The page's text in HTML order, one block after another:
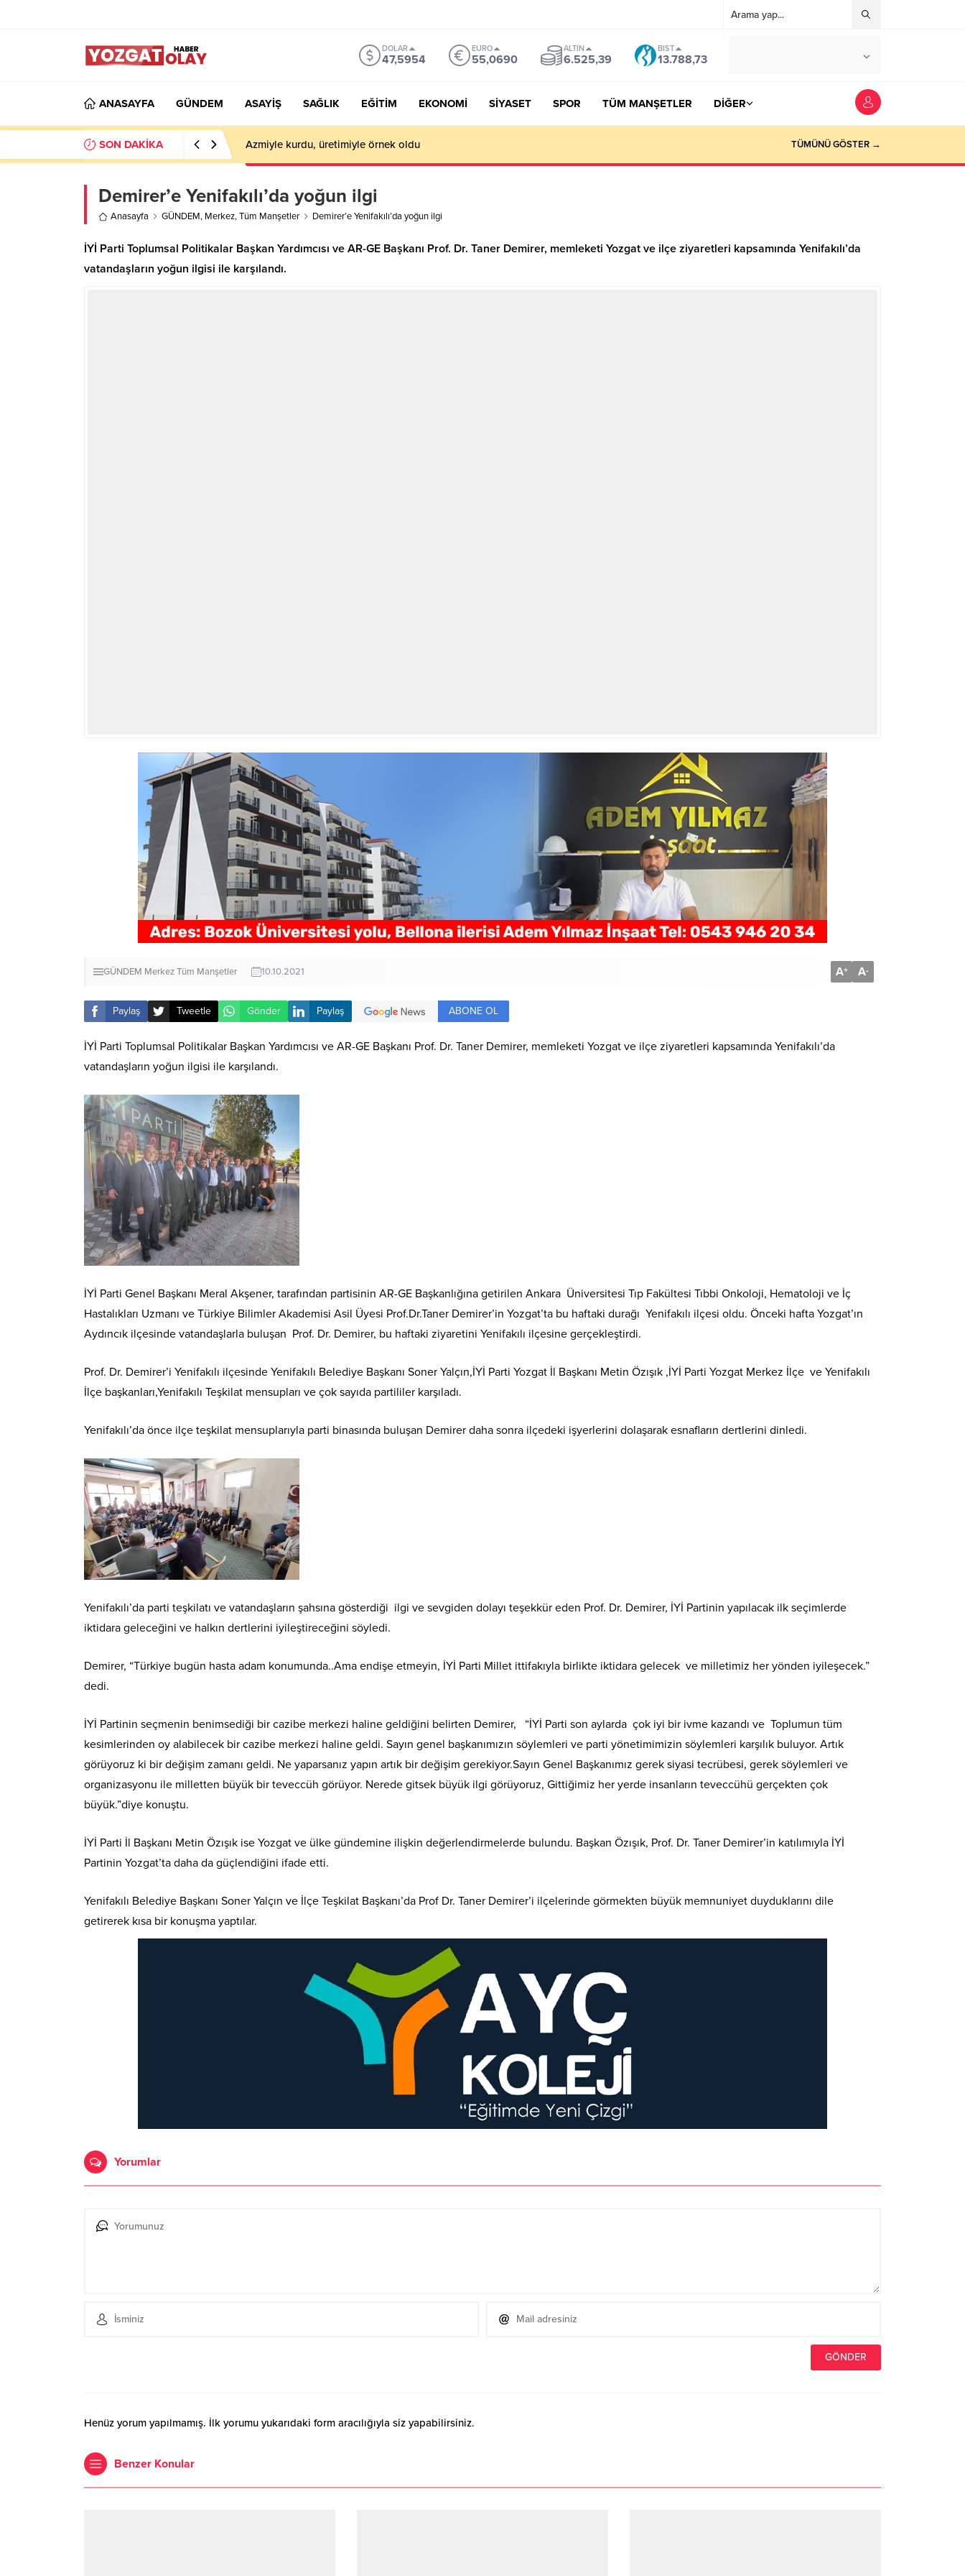
DOLAR
47,5954
EURO
55,0690
ALTIN
6.525,39
BIST
13.788,73
ANASAYFA GÜNDEM ASAYİŞ SAĞLIK EĞİTİM EKONOMİ SİYASET SPOR TÜM MANŞETLER DİĞER
SON DAKİKA Azmiyle kurdu, üretimiyle örnek oldu TÜMÜNÜ GÖSTER →
Demirer’e Yenifakılı’da yoğun ilgi
Anasayfa GÜNDEM, Merkez,Tüm Manşetler Demirer’e Yenifakılı’da yoğun ilgi
İYİ Parti Toplumsal Politikalar Başkan Yardımcısı ve AR-GE Başkanı Prof. Dr. Taner Demirer, memleketi Yozgat ve ilçe ziyaretleri kapsamında Yenifakılı’da
vatandaşların yoğun ilgisi ile karşılandı.
GÜNDEM MerkezTüm Manşetler 10.10.2021 A+ A-
Paylaş Tweetle Gönder Paylaş ABONE OL
İYİ Parti Toplumsal Politikalar Başkan Yardımcısı ve AR-GE Başkanı Prof. Dr. Taner Demirer, memleketi Yozgat ve ilçe ziyaretleri kapsamında Yenifakılı’da
vatandaşların yoğun ilgisi ile karşılandı.
İYİ Parti Genel Başkanı Meral Akşener, tarafından partisinin AR-GE Başkanlığına getirilen Ankara Üniversitesi Tıp Fakültesi Tıbbi Onkoloji, Hematoloji ve İç
Hastalıkları Uzmanı ve Türkiye Bilimler Akademisi Asil Üyesi Prof.Dr.Taner Demirer’in Yozgat’ta bu haftaki durağı Yenifakılı ilçesi oldu. Önceki hafta Yozgat’ın
Aydıncık ilçesinde vatandaşlarla buluşan Prof. Dr. Demirer, bu haftaki ziyaretini Yenifakılı ilçesine gerçekleştirdi.
Prof. Dr. Demirer’i Yenifakılı ilçesinde Yenifakılı Belediye Başkanı Soner Yalçın,İYİ Parti Yozgat İl Başkanı Metin Özışık ,İYİ Parti Yozgat Merkez İlçe ve Yenifakılı
İlçe başkanları,Yenifakılı Teşkilat mensupları ve çok sayıda partililer karşıladı.
Yenifakılı’da önce ilçe teşkilat mensuplarıyla parti binasında buluşan Demirer daha sonra ilçedeki işyerlerini dolaşarak esnafların dertlerini dinledi.
Yenifakılı’da parti teşkilatı ve vatandaşların şahsına gösterdiği ilgi ve sevgiden dolayı teşekkür eden Prof. Dr. Demirer, İYİ Partinin yapılacak ilk seçimlerde
iktidara geleceğini ve halkın dertlerini iyileştireceğini söyledi.
Demirer, “Türkiye bugün hasta adam konumunda..Ama endişe etmeyin, İYİ Parti Millet ittifakıyla birlikte iktidara gelecek ve milletimiz her yönden iyileşecek.”
dedi.
İYİ Partinin seçmenin benimsediği bir cazibe merkezi haline geldiğini belirten Demirer, “İYİ Parti son aylarda çok iyi bir ivme kazandı ve Toplumun tüm
kesimlerinden oy alabilecek bir cazibe merkezi haline geldi. Sayın genel başkanımızın söylemleri ve parti yönetimimizin söylemleri karşılık buluyor. Artık
görüyoruz ki bir değişim zamanı geldi. Ne yaparsanız yapın artık bir değişim gerekiyor.Sayın Genel Başkanımız gerek siyasi tecrübesi, gerek söylemleri ve
organizasyonu ile milletten büyük bir teveccüh görüyor. Nerede gitsek büyük ilgi görüyoruz, Gittiğimiz her yerde insanların teveccühü gerçekten çok
büyük.”diye konuştu.
İYİ Parti İl Başkanı Metin Özışık ise Yozgat ve ülke gündemine ilişkin değerlendirmelerde bulundu. Başkan Özışık, Prof. Dr. Taner Demirer’in katılımıyla İYİ
Partinin Yozgat’ta daha da güçlendiğini ifade etti.
Yenifakılı Belediye Başkanı Soner Yalçın ve İlçe Teşkilat Başkanı’da Prof Dr. Taner Demirer’i ilçelerinde görmekten büyük memnuniyet duyduklarını dile
getirerek kısa bir konuşma yaptılar.
Yorumlar
Henüz yorum yapılmamış. İlk yorumu yukarıdaki form aracılığıyla siz yapabilirsiniz.
Benzer Konular